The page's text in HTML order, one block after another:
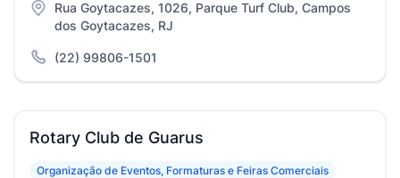
Rua Goytacazes, 1026, Parque Turf Club, Campos
dos Goytacazes, RJ
(22) 99806-1501
Rotary Club de Guarus
Organização de Eventos, Formaturas e Feiras Comerciais